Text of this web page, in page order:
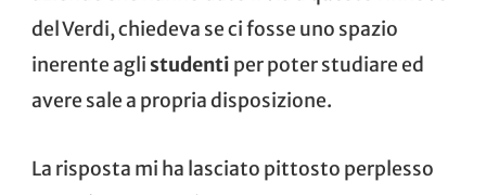
del Verdi, chiedeva se ci fosse uno spazio
inerente agli studenti per poter studiare ed
avere sale a propria disposizione.
La risposta mi ha lasciato pittosto perplesso